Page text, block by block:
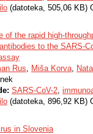
(datoteka, 505,06 KB)
of the rapid high-
to the SARS-
Rus, Miša Korva,
SARS-CoV-2,
(datoteka, 896,92 KB)
in Slovenia